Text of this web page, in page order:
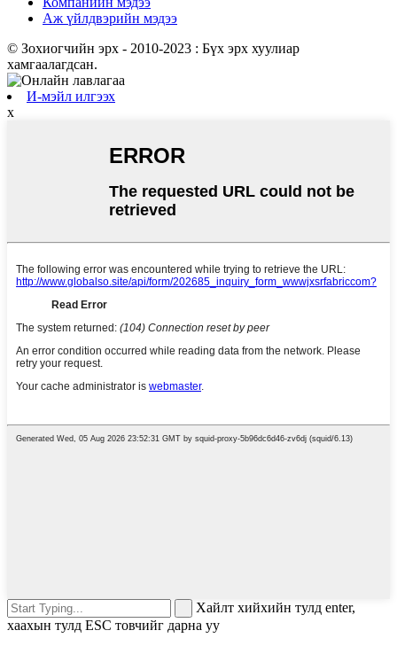
Аж үйлдвэрийн мэдээ
© Зохиогчийн эрх - 2010-2023 : Бүх эрх хуулиар
хамгаалагдсан.
И-мэйл илгээх
x
Хайлт хийхийн тулд enter,
хаахын тулд ESC товчийг дарна уу